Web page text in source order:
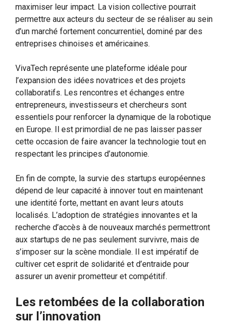
maximiser leur impact. La vision collective pourrait
permettre aux acteurs du secteur de se réaliser au sein
d’un marché fortement concurrentiel, dominé par des
entreprises chinoises et américaines.
VivaTech représente une plateforme idéale pour
l’expansion des idées novatrices et des projets
collaboratifs. Les rencontres et échanges entre
entrepreneurs, investisseurs et chercheurs sont
essentiels pour renforcer la dynamique de la robotique
en Europe. Il est primordial de ne pas laisser passer
cette occasion de faire avancer la technologie tout en
respectant les principes d’autonomie.
En fin de compte, la survie des startups européennes
dépend de leur capacité à innover tout en maintenant
une identité forte, mettant en avant leurs atouts
localisés. L’adoption de stratégies innovantes et la
recherche d’accès à de nouveaux marchés permettront
aux startups de ne pas seulement survivre, mais de
s’imposer sur la scène mondiale. Il est impératif de
cultiver cet esprit de solidarité et d’entraide pour
assurer un avenir prometteur et compétitif.
Les retombées de la collaboration
sur l’innovation